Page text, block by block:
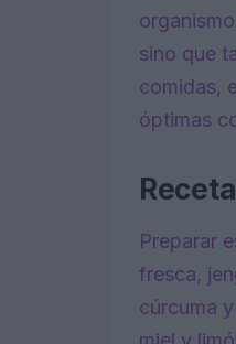
sino que
comidas,
óptimas
Preparar
fresca,
cúrcuma